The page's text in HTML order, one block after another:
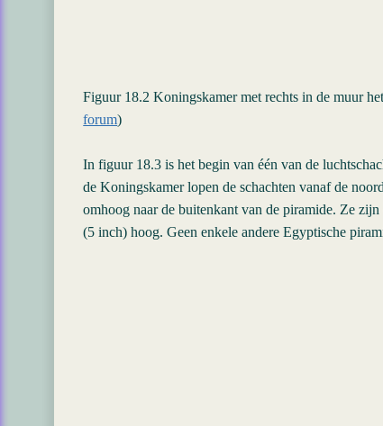
Figuur 18.2 Koningskamer met rechts in de muur
forum)
In figuur 18.3 is het begin van één van de
de Koningskamer lopen de schachten vanaf de
omhoog naar de buitenkant van de piramide. Ze
(5 inch) hoog. Geen enkele andere Egyptische